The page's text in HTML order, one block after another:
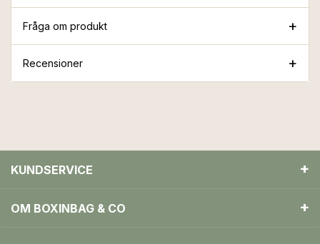
Fråga om produkt
Recensioner
KUNDSERVICE
OM BOXINBAG & CO